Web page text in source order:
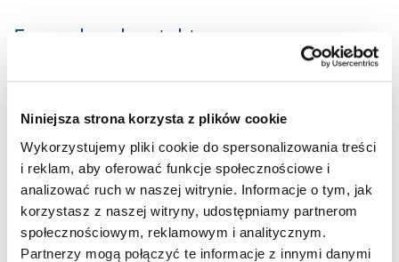
Niniejsza strona korzysta z plików cookie
Wykorzystujemy pliki cookie do spersonalizowania treści
i reklam, aby oferować funkcje społecznościowe i
analizować ruch w naszej witrynie. Informacje o tym, jak
korzystasz z naszej witryny, udostępniamy partnerom
społecznościowym, reklamowym i analitycznym.
Partnerzy mogą połączyć te informacje z innymi danymi
Formularz kontaktowy
Temat*
Wiadomość*